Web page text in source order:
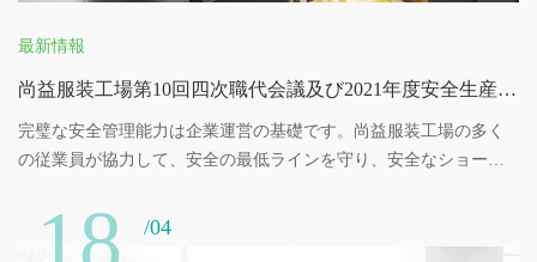
最新情報
尚益服装工場第10回四次職代会議及び2021年度安全生産責任契約式が順調に開催されました
完璧な安全管理能力は企業運営の基礎です。尚益服装工場の多く
の従業員が協力して、安全の最低ラインを守り、安全なショート
全予防活動を着実に行い、平安文明園区を構築することに力を合
わせて、尚益服装工場の持続と快速発展のために、より安全で調
18 /04